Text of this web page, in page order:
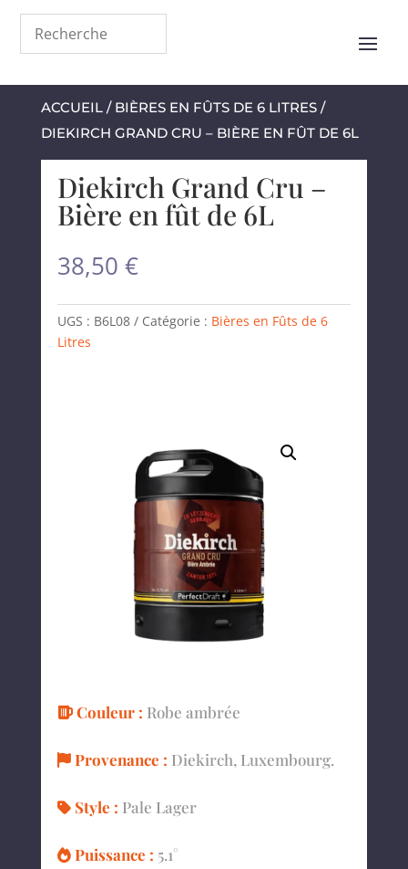
ACCUEIL/ BIÈRES EN FÛTS DE 6 LITRES/
DIEKIRCH GRAND CRU – BIÈRE EN FÛT DE 6L
Diekirch Grand Cru –
Bière en fût de 6L
38,50 €
UGS : B6L08 Catégorie : Bières en Fûts de 6
Litres
Couleur : Robe ambrée
Provenance : Diekirch, Luxembourg.
Style : Pale Lager
Puissance : 5.1°